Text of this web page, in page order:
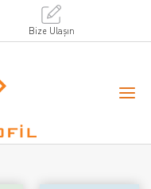
Bize Ulaşın